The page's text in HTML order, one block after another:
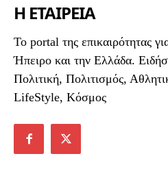
Η ΕΤΑΙΡΕΙΑ
To portal της επικαιρότητας
Ήπειρο και την Ελλάδα.
Πολιτική, Πολιτισμός,
LifeStyle, Κόσμος